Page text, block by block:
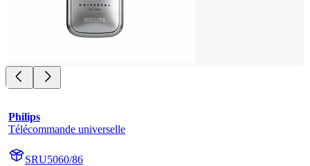
Philips
Télécommande universelle
SRU5060/86